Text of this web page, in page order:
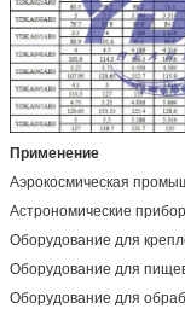
Применение
Аэрокосмическая
Астрономические
Оборудование для
Оборудование для
Оборудование для